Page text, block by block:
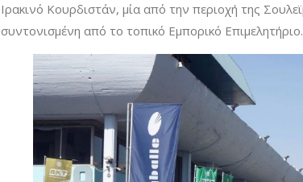
Ιρακινό Κουρδιστάν, μία από την περιοχή της
συντονισμένη από το τοπικό Εμπορικό Επιμελητήριο.